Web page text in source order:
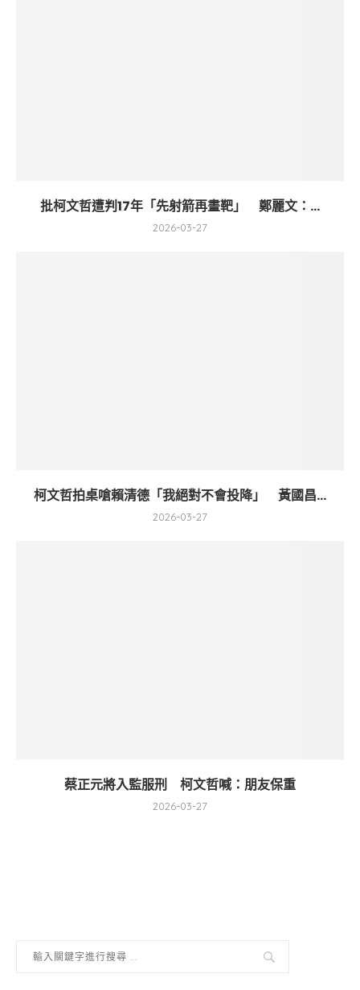
批柯文哲遭判17年「先射箭再畫靶」 鄭麗文：...
2026-03-27
柯文哲拍桌嗆賴清德「我絕對不會投降」 黃國昌...
2026-03-27
蔡正元將入監服刑 柯文哲喊：朋友保重
2026-03-27